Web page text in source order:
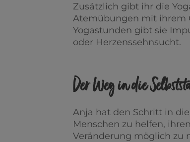
Zusätzlich gibt ihr die
Atemübungen mit ihrem
Yogastunden gibt sie
oder Herzenssehnsucht.
Der Weg in die
Anja hat den Schritt in
Menschen zu helfen,
Veränderung möglich zu